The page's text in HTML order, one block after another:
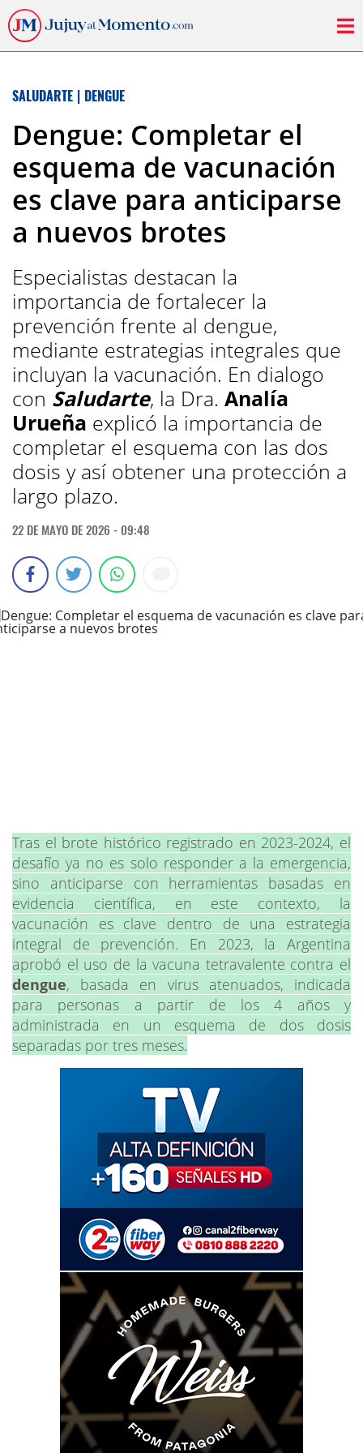
SALUDARTE | DENGUE
Dengue: Completar el
esquema de vacunación
es clave para anticiparse
a nuevos brotes
Especialistas destacan la
importancia de fortalecer la
prevención frente al dengue,
mediante estrategias integrales que
incluyan la vacunación. En dialogo
con Saludarte, la Dra. Analía
Urueña explicó la importancia de
completar el esquema con las dos
dosis y así obtener una protección a
largo plazo.
22 DE MAYO DE 2026 - 09:48
Tras el brote histórico registrado en 2023-2024, el
desafío ya no es solo responder a la emergencia,
sino anticiparse con herramientas basadas en
evidencia científica, en este contexto, la
vacunación es clave dentro de una estrategia
integral de prevención. En 2023, la Argentina
aprobó el uso de la vacuna tetravalente contra el
dengue, basada en virus atenuados, indicada
para personas a partir de los 4 años y
administrada en un esquema de dos dosis
separadas por tres meses.